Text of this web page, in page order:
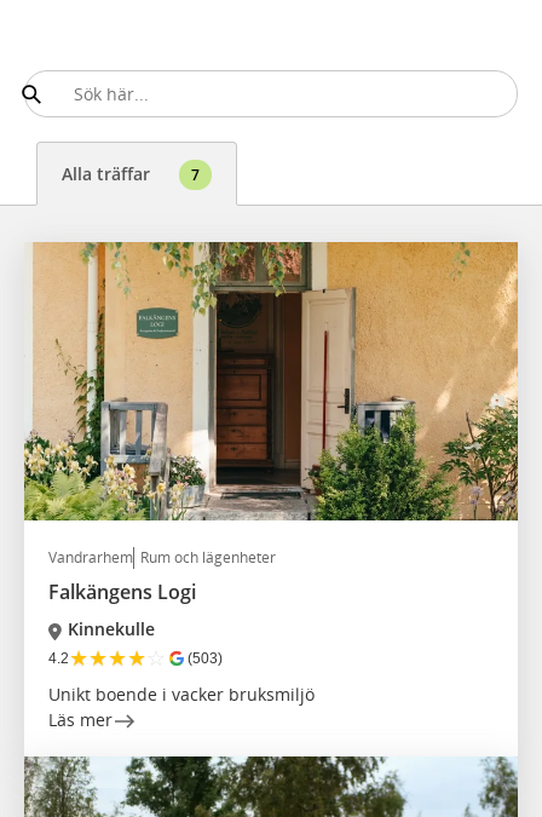
Alla träffar 7
Vandrarhem Rum och lägenheter
Falkängens Logi
Kinnekulle
4.2★★★★☆ (503)
Unikt boende i vacker bruksmiljö
Läs mer